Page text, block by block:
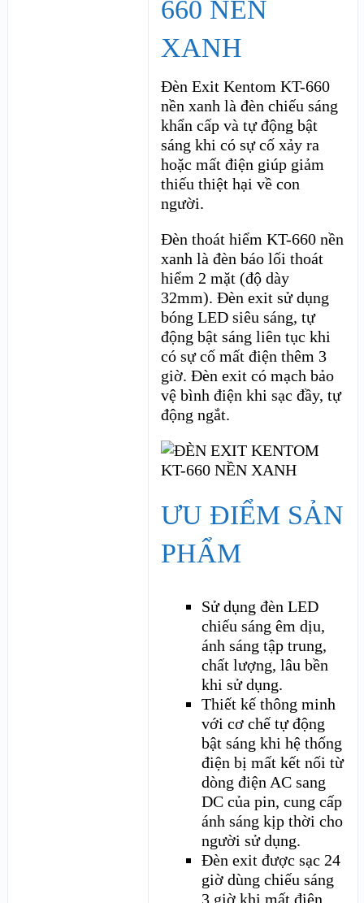
660 NỀN
XANH
Đèn Exit Kentom KT-660
nền xanh là đèn chiếu sáng
khẩn cấp và tự động bật
sáng khi có sự cố xảy ra
hoặc mất điện giúp giảm
thiếu thiệt hại về con
người.
Đèn thoát hiểm KT-660 nền
xanh là đèn báo lối thoát
hiểm 2 mặt (độ dày
32mm). Đèn exit sử dụng
bóng LED siêu sáng, tự
động bật sáng liên tục khi
có sự cố mất điện thêm 3
giờ. Đèn exit có mạch bảo
vệ bình điện khi sạc đầy, tự
động ngắt.
ƯU ĐIỂM SẢN
PHẨM
Sử dụng đèn LED
chiếu sáng êm dịu,
ánh sáng tập trung,
chất lượng, lâu bền
khi sử dụng.
Thiết kế thông minh
với cơ chế tự động
bật sáng khi hệ thống
điện bị mất kết nối từ
dòng điện AC sang
DC của pin, cung cấp
ánh sáng kịp thời cho
người sử dụng.
Đèn exit được sạc 24
giờ dùng chiếu sáng
3 giờ khi mất điện